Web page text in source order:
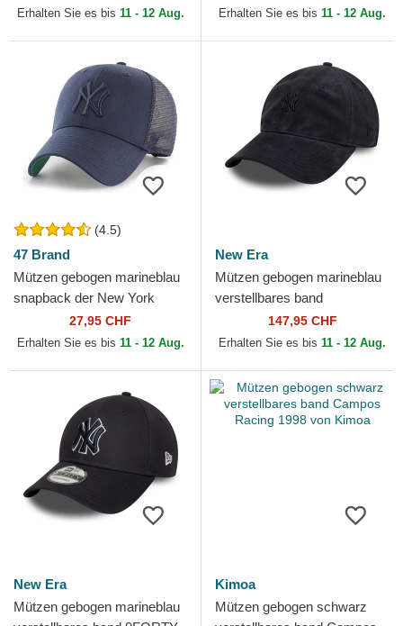
Erhalten Sie es bis 11 - 12 Aug.
Yankees MLB von New Era
Erhalten Sie es bis 11 - 12 Aug.
(4.5)
47 Brand
Mützen gebogen marineblau
snapback der New York
Yankees MLB von 47 Brand
27,95 CHF
Erhalten Sie es bis 11 - 12 Aug.
New Era
Mützen gebogen marineblau
verstellbares band
9TWENTY Suede der New
York Yankees MLB von New
147,95 CHF
Erhalten Sie es bis 11 - 12 Aug.
New Era
Mützen gebogen marineblau
Kimoa
Mützen gebogen schwarz